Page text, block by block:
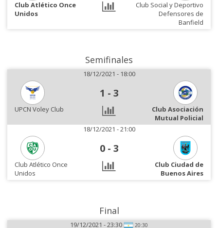
Club Atlético Once
Unidos
Club Social y Deportivo
Defensores de
Banfield
Semifinales
18/12/2021 - 18:00
1 - 3
UPCN Voley Club
Club Asociación
Mutual Policial
18/12/2021 - 21:00
0 - 3
Club Atlético Once
Unidos
Club Ciudad de
Buenos Aires
Final
19/12/2021 - 23:30 20:30